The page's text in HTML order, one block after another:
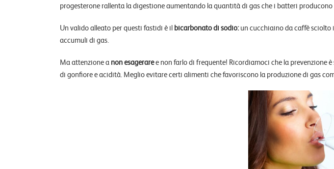
progesterone rallenta la digestione aumentando la quantità di gas che i batteri
Un valido alleato per questi fastidi è il bicarbonato di sodio: un cucchiaino da caffè sciolto
accumuli di gas.
Ma attenzione a non esageraree non farlo di frequente! Ricordiamoci che la prevenzione
di gonfiore e acidità. Meglio evitare certi alimenti che favoriscono la produzione di gas